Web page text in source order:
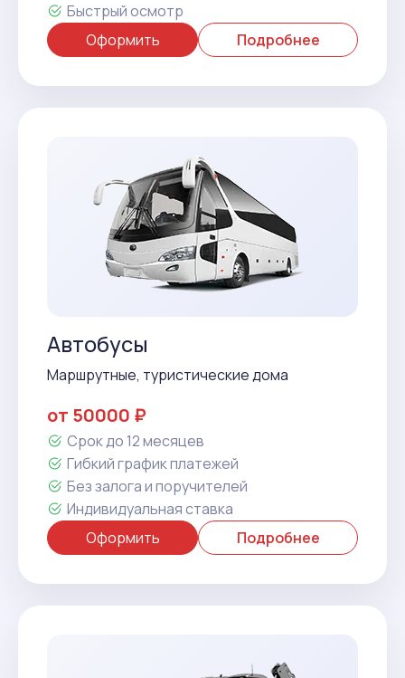
Быстрый осмотр
Оформить
Подробнее
Автобусы
Маршрутные, туристические дома
от 50000 ₽
Срок до 12 месяцев
Гибкий график платежей
Без залога и поручителей
Индивидуальная ставка
Оформить
Подробнее